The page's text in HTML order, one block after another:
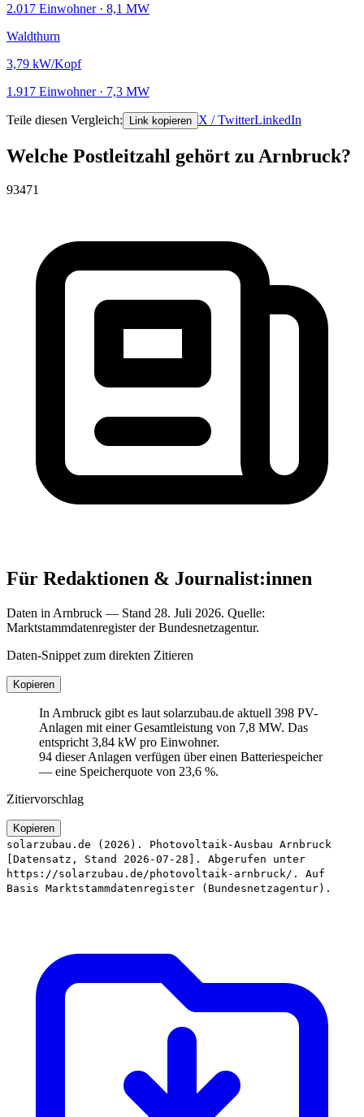
2.017 Einwohner · 8,1 MW
Waldthurn
3,79 kW/Kopf
1.917 Einwohner · 7,3 MW
Teile diesen Vergleich: Link kopieren X / TwitterLinkedIn
Welche Postleitzahl gehört zu Arnbruck?
93471
Für Redaktionen & Journalist:innen
Daten in Arnbruck — Stand 28. Juli 2026. Quelle:
Marktstammdatenregister der Bundesnetzagentur.
Daten-Snippet zum direkten Zitieren
Kopieren
In Arnbruck gibt es laut solarzubau.de aktuell 398 PV-
Anlagen mit einer Gesamtleistung von 7,8 MW. Das
entspricht 3,84 kW pro Einwohner.
94 dieser Anlagen verfügen über einen Batteriespeicher
— eine Speicherquote von 23,6 %.
Zitiervorschlag
Kopieren
solarzubau.de (2026). Photovoltaik-Ausbau Arnbruck
[Datensatz, Stand 2026-07-28]. Abgerufen unter
https://solarzubau.de/photovoltaik-arnbruck/. Auf
Basis Marktstammdatenregister (Bundesnetzagentur).